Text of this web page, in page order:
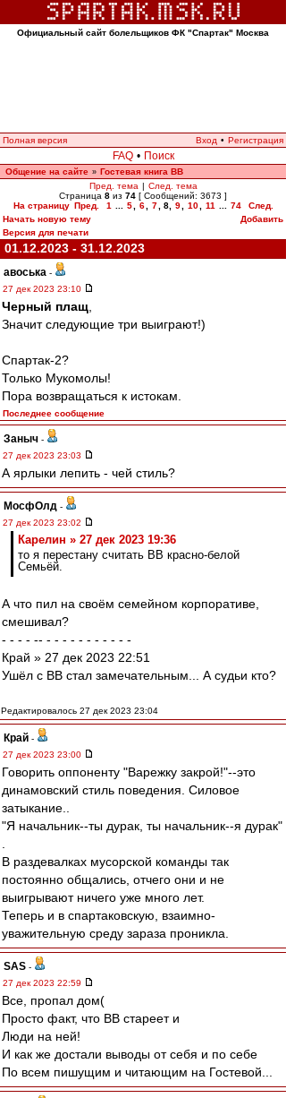
Официальный сайт болельщиков ФК "Спартак" Москва
Полная версия Вход • Регистрация
FAQ • Поиск
Общение на сайте » Гостевая книга ВВ
Пред. тема | След. тема
Страница 8 из 74 [ Сообщений: 3673 ]
На страницу Пред. 1 5 6 7 8, 9 10 11 74
След.
Начать новую тему
Добавить
Версия для печати
01.12.2023 - 31.12.2023
авоська -
27 дек 2023 23:10
Черный плащ
Значит следующие три выиграют!)
Спартак-2?
Только Мукомолы!
Пора возвращаться к истокам.
Последнее сообщение
Заныч -
27 дек 2023 23:03
А ярлыки лепить - чей стиль?
МосфОлд -
27 дек 2023 23:02
Карелин » 27 дек 2023 19:36
то я перестану считать ВВ красно-белой
Семьёй.
А что пил на своём семейном корпоративе,
смешивал?
- - - - -- - - - - - - - - - - -
Край » 27 дек 2023 22:51
Ушёл с ВВ стал замечательным... А судьи кто?
Редактировалось 27 дек 2023 23:04
Край -
27 дек 2023 23:00
Говорить оппоненту "Варежку закрой!"--это
динамовский стиль поведения. Силовое
затыкание..
"Я начальник--ты дурак, ты начальник--я дурак"
В раздевалках мусорской команды так
постоянно общались, отчего они и не
выигрывают ничего уже много лет.
Теперь и в спартаковскую, взаимно-
уважительную среду зараза проникла.
SAS -
27 дек 2023 22:59
Все, пропал дом(
Просто факт, что ВВ стареет и
Люди на ней!
И как же достали выводы от себя и по себе
По всем пишущим и читающим на Гостевой...